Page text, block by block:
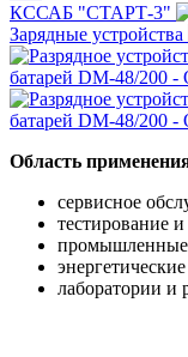
КССАБ "СТАРТ-3"
Зарядные устройства
Область
сервисное
тестирование
промышленные
лаборатории и